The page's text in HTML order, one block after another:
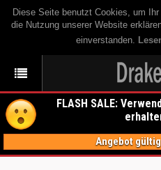
Diese Seite benutzt Cookies, um
die Nutzung unserer Website
einverstanden.
FLASH SALE:
Angebot